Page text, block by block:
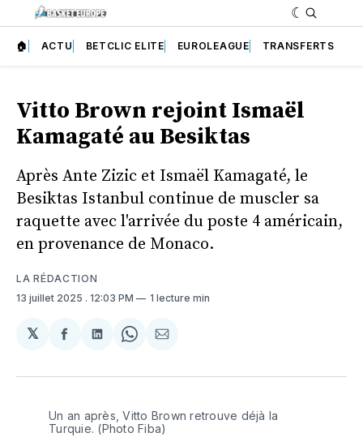
🏠 ACTU BETCLIC ELITE EUROLEAGUE TRANSFERTS
Vitto Brown rejoint Ismaël
Kamagaté au Besiktas
Après Ante Zizic et Ismaël Kamagaté, le
Besiktas Istanbul continue de muscler sa
raquette avec l'arrivée du poste 4 américain,
en provenance de Monaco.
LA RÉDACTION
13 juillet 2025 . 12:03 PM 1 lecture min
𝕏
Partager
Facebook
Partager
LinkedIn
Share
WhatsApp
Partager
Courriel
Un an après, Vitto Brown retrouve déjà la
Turquie. (Photo Fiba)